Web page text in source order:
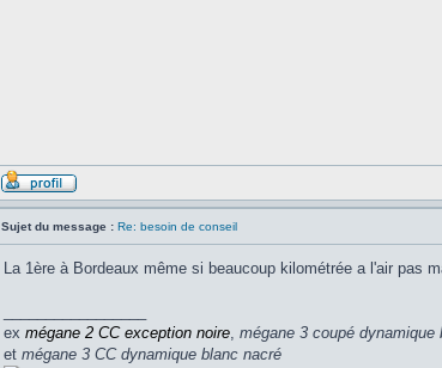
Sujet du message : Re: besoin de conseil
La 1ère à Bordeaux même si beaucoup kilométrée a l'air pas
ex mégane 2 CC exception noire, mégane 3 coupé dynamique
et mégane 3 CC dynamique blanc nacré